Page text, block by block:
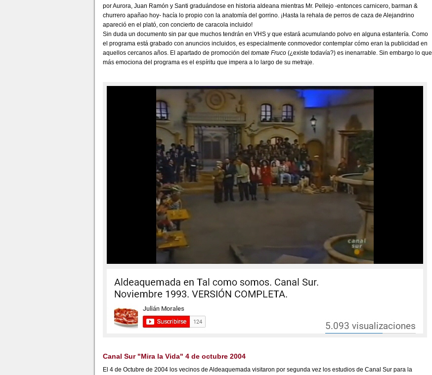
por Aurora, Juan Ramón y Santi graduándose en historia aldeana mientras Mr. Pellejo -entonces carnicero, barman &
churrero apañao hoy- hacía lo propio con la anatomía del gorrino. ¡Hasta la rehala de perros de caza de Alejandrino
apareció en el plató, con concierto de caracola incluido!
Sin duda un documento sin par que muchos tendrán en VHS y que estará acumulando polvo en alguna estantería. Como
el programa está grabado con anuncios incluidos, es especialmente conmovedor contemplar cómo eran la publicidad en
aquellos cercanos años. El apartado de promoción del tomate Fruco (¿existe todavía?) es inenarrable. Sin embargo lo que
más emociona del programa es el espíritu que impera a lo largo de su metraje.
Canal Sur "Mira la Vida" 4 de octubre 2004
El 4 de Octubre de 2004 los vecinos de Aldeaquemada visitaron por segunda vez los estudios de Canal Sur para la